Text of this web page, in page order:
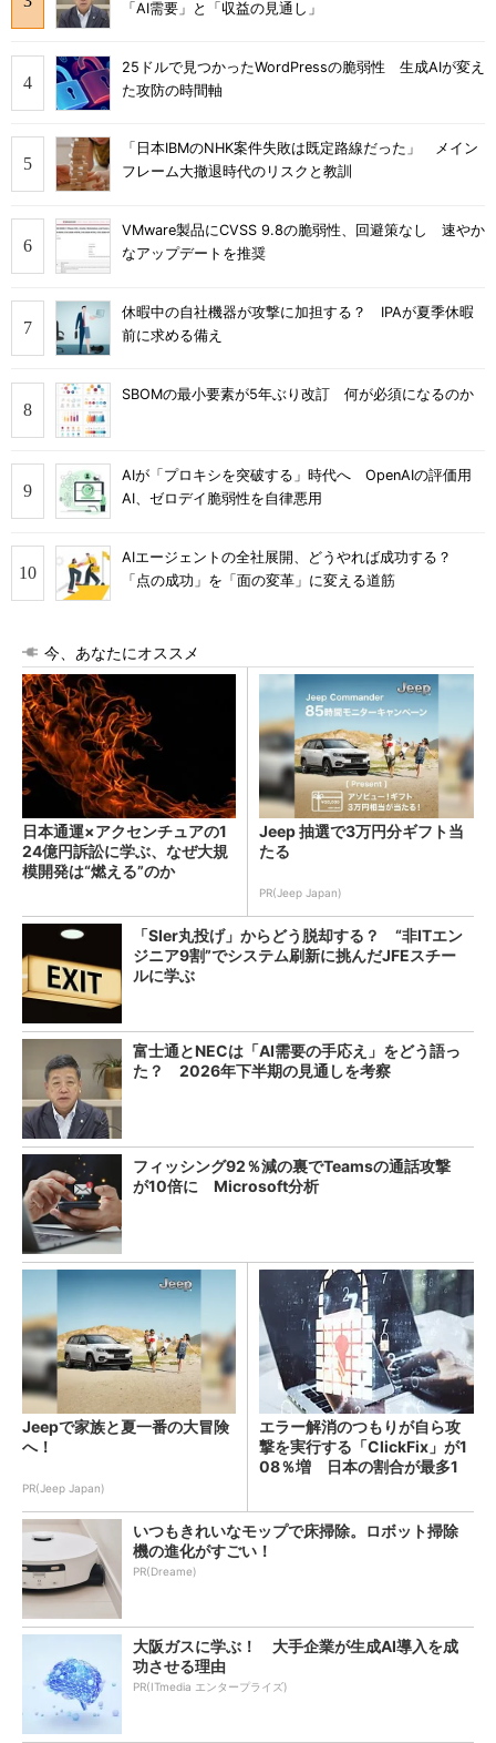
「AI需要」と「収益の見通し」
25ドルで見つかったWordPressの脆弱性 生成AIが変え
た攻防の時間軸
「日本IBMのNHK案件失敗は既定路線だった」 メイン
フレーム大撤退時代のリスクと教訓
VMware製品にCVSS 9.8の脆弱性、回避策なし 速やか
なアップデートを推奨
休暇中の自社機器が攻撃に加担する？ IPAが夏季休暇
前に求める備え
SBOMの最小要素が5年ぶり改訂 何が必須になるのか
AIが「プロキシを突破する」時代へ OpenAIの評価用
AI、ゼロデイ脆弱性を自律悪用
AIエージェントの全社展開、どうやれば成功する？
「点の成功」を「面の変革」に変える道筋
今、あなたにオススメ
日本通運×アクセンチュアの1
24億円訴訟に学ぶ、なぜ大規
模開発は“燃える”のか
Jeep 抽選で3万円分ギフト当
たる
PR(Jeep Japan)
「SIer丸投げ」からどう脱却する？ “非ITエン
ジニア9割”でシステム刷新に挑んだJFEスチー
ルに学ぶ
富士通とNECは「AI需要の手応え」をどう語っ
た？ 2026年下半期の見通しを考察
フィッシング92％減の裏でTeamsの通話攻撃
が10倍に Microsoft分析
Jeepで家族と夏一番の大冒険
へ！
PR(Jeep Japan)
エラー解消のつもりが自ら攻
撃を実行する「ClickFix」が1
08％増 日本の割合が最多1
いつもきれいなモップで床掃除。ロボット掃除
機の進化がすごい！
PR(Dreame)
大阪ガスに学ぶ！ 大手企業が生成AI導入を成
功させる理由
PR(ITmedia エンタープライズ)